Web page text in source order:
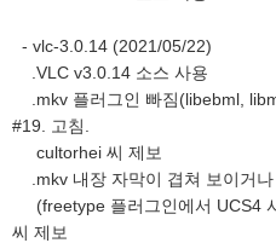
- vlc-3.0.14 (2021/05/22)
.VLC v3.0.14 소스 사용
.mkv 플러그인 빠짐(libebml,
#19. 고침.
cultorhei 씨 제보
.mkv 내장 자막이 겹쳐 보이거나
(freetype 플러그인에서 UCS4
씨 제보